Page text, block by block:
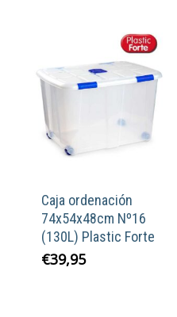
Caja ordenación
74x54x48cm Nº16
(130L) Plastic Forte
€39,95